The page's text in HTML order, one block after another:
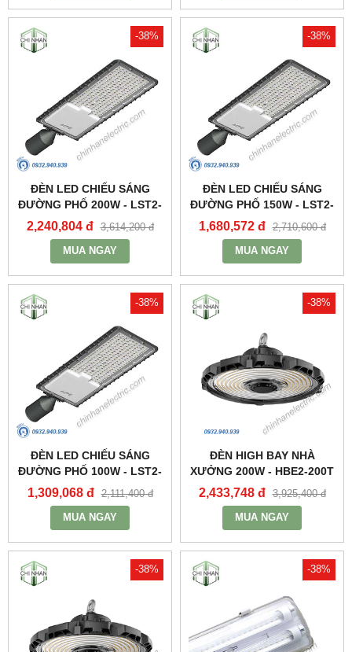
-38%
ĐÈN LED CHIẾU SÁNG
ĐƯỜNG PHỐ 200W - LST2-
200 - MPE
2,240,804 đ 3,614,200 đ
MUA NGAY
-38%
ĐÈN LED CHIẾU SÁNG
ĐƯỜNG PHỐ 150W - LST2-
150 - MPE
1,680,572 đ 2,710,600 đ
MUA NGAY
-38%
ĐÈN LED CHIẾU SÁNG
ĐƯỜNG PHỐ 100W - LST2-
100 - MPE
1,309,068 đ 2,111,400 đ
MUA NGAY
-38%
ĐÈN HIGH BAY NHÀ
XƯỞNG 200W - HBE2-200T
- MPE
2,433,748 đ 3,925,400 đ
MUA NGAY
-38% -38%